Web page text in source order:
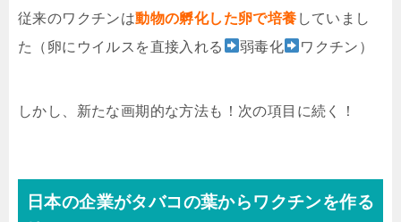
従来のワクチンは動物の孵化した卵で培養 していまし
た（卵にウイルスを直接入れる
弱毒化 ワクチン）
しかし、新たな画期的な方法も！次の項目に続く！
日本の企業がタバコの葉からワクチンを作る